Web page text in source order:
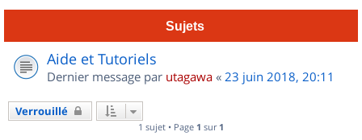
Sujets
Aide et Tutoriels
Dernier message par utagawa « 23 juin 2018, 20:11
Verrouillé
1 sujet • Page 1 sur 1